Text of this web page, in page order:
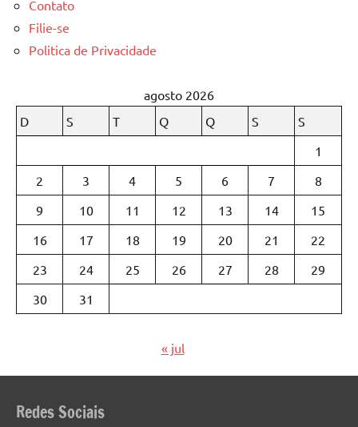
Contato
Filie-se
Politica de Privacidade
agosto 2026
D
S T Q Q S
S
1
2
3 4 5 6 7
8
9
10 11 12 13 14
15
16
17 18 19 20 21
22
23
24 25 26 27 28
29
30
31
« jul
Redes Sociais